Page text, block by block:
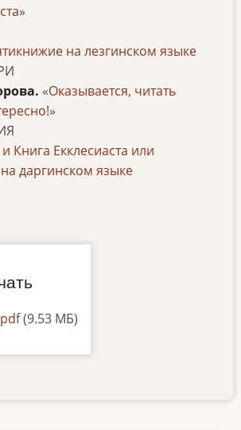
»
на лезгинском языке
«Оказывается, читать
»
Книга Екклесиаста или
даргинском языке
(9.53 МБ)